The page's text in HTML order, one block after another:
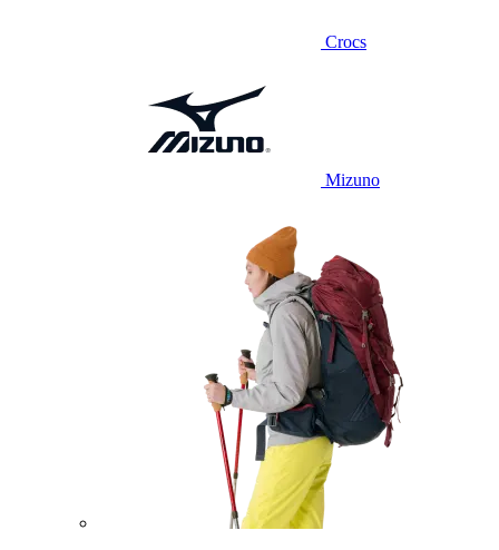
Crocs
Mizuno